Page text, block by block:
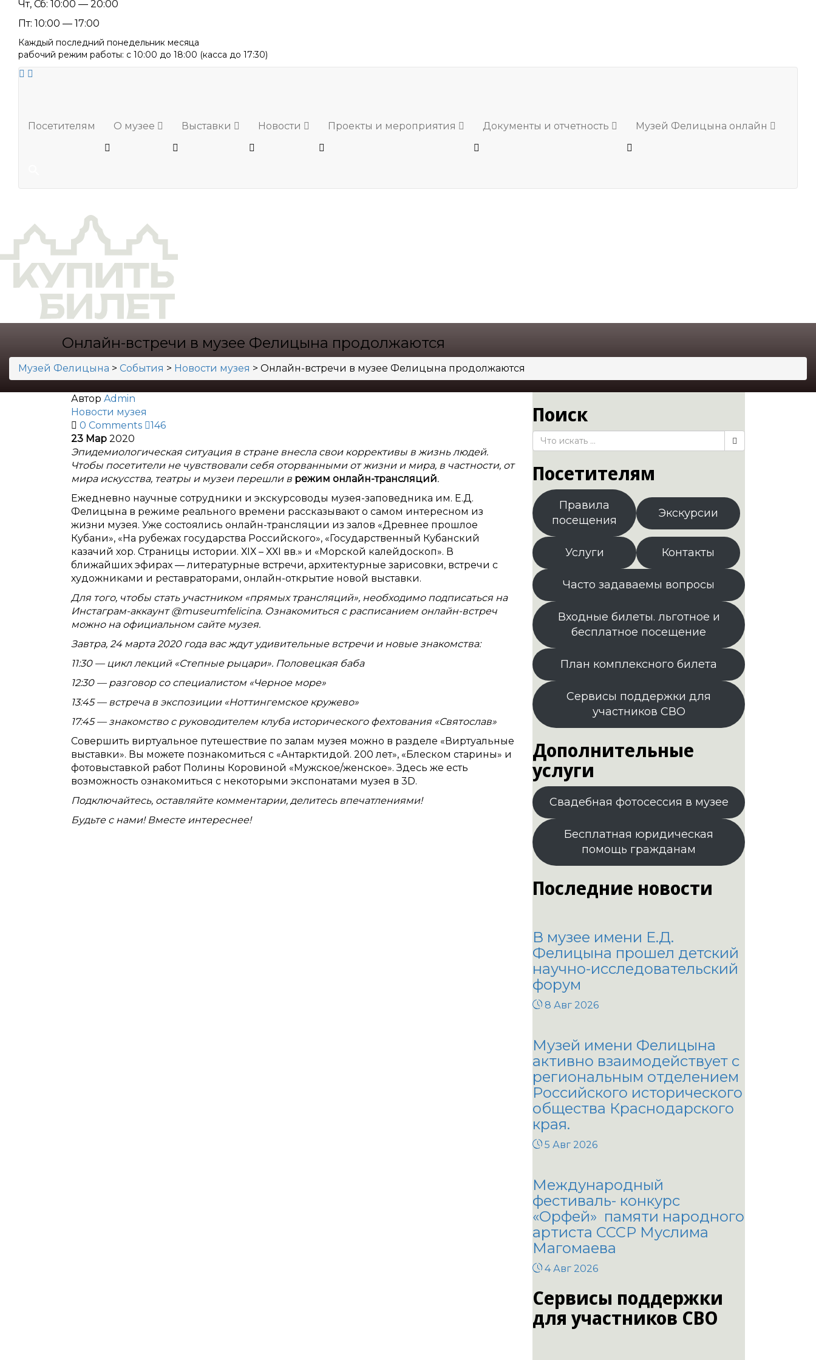
Чт, Сб: 10:00 — 20:00
Пт: 10:00 — 17:00
Каждый последний понедельник месяца
рабочий режим работы: с 10:00 до 18:00 (касса до 17:30)
Посетителям О музее Выставки Новости Проекты и мероприятия Документы и отчетность Музей Фелицына онлайн
Онлайн-встречи в музее Фелицына продолжаются
Музей Фелицына > События > Новости музея > Онлайн-встречи в музее Фелицына продолжаются
Автор Admin
Новости музея
0 Comments
146
23 Мар 2020
Эпидемиологическая ситуация в стране внесла свои коррективы в жизнь людей.
Чтобы посетители не чувствовали себя оторванными от жизни и мира, в частности, от
мира искусства, театры и музеи перешли в режим онлайн-трансляций.
Ежедневно научные сотрудники и экскурсоводы музея-заповедника им. Е.Д.
Фелицына в режиме реального времени рассказывают о самом интересном из
жизни музея. Уже состоялись онлайн-трансляции из залов «Древнее прошлое
Кубани», «На рубежах государства Российского», «Государственный Кубанский
казачий хор. Страницы истории. ХIХ – ХХI вв.» и «Морской калейдоскоп». В
ближайших эфирах — литературные встречи, архитектурные зарисовки, встречи с
художниками и реставраторами, онлайн-открытие новой выставки.
Для того, чтобы стать участником «прямых трансляций», необходимо подписаться на
Инстаграм-аккаунт @museumfelicina. Ознакомиться с расписанием онлайн-встреч
можно на официальном сайте музея.
Завтра, 24 марта 2020 года вас ждут удивительные встречи и новые знакомства:
11:30 — цикл лекций «Степные рыцари». Половецкая баба
12:30 — разговор со специалистом «Черное море»
13:45 — встреча в экспозиции «Ноттингемское кружево»
17:45 — знакомство с руководителем клуба исторического фехтования «Святослав»
Совершить виртуальное путешествие по залам музея можно в разделе «Виртуальные
выставки». Вы можете познакомиться с «Антарктидой. 200 лет», «Блеском старины» и
фотовыставкой работ Полины Коровиной «Мужское/женское». Здесь же есть
возможность ознакомиться с некоторыми экспонатами музея в 3D.
Подключайтесь, оставляйте комментарии, делитесь впечатлениями!
Будьте с нами! Вместе интереснее!
Поиск
Посетителям
Правила
посещения
Экскурсии
Услуги Контакты
Часто задаваемы вопросы
Входные билеты. льготное и
бесплатное посещение
План комплексного билета
Сервисы поддержки для
участников СВО
Дополнительные
услуги
Свадебная фотосессия в музее
Бесплатная юридическая
помощь гражданам
Последние новости
В музее имени Е.Д.
Фелицына прошел детский
научно-исследовательский
форум
8 Авг 2026
Музей имени Фелицына
активно взаимодействует с
региональным отделением
Российского исторического
общества Краснодарского
края.
5 Авг 2026
Международный
фестиваль- конкурс
«Орфей» памяти народного
артиста СССР Муслима
Магомаева
4 Авг 2026
Сервисы поддержки
для участников СВО